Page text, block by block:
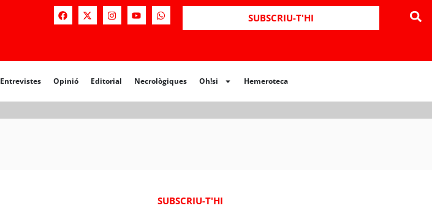
SUBSCRIU-T'HI
Entrevistes Opinió Editorial Necrològiques Oh!si Hemeroteca
Opinió Editorial Necrològiques Hemeroteca
SUBSCRIU-T'HI